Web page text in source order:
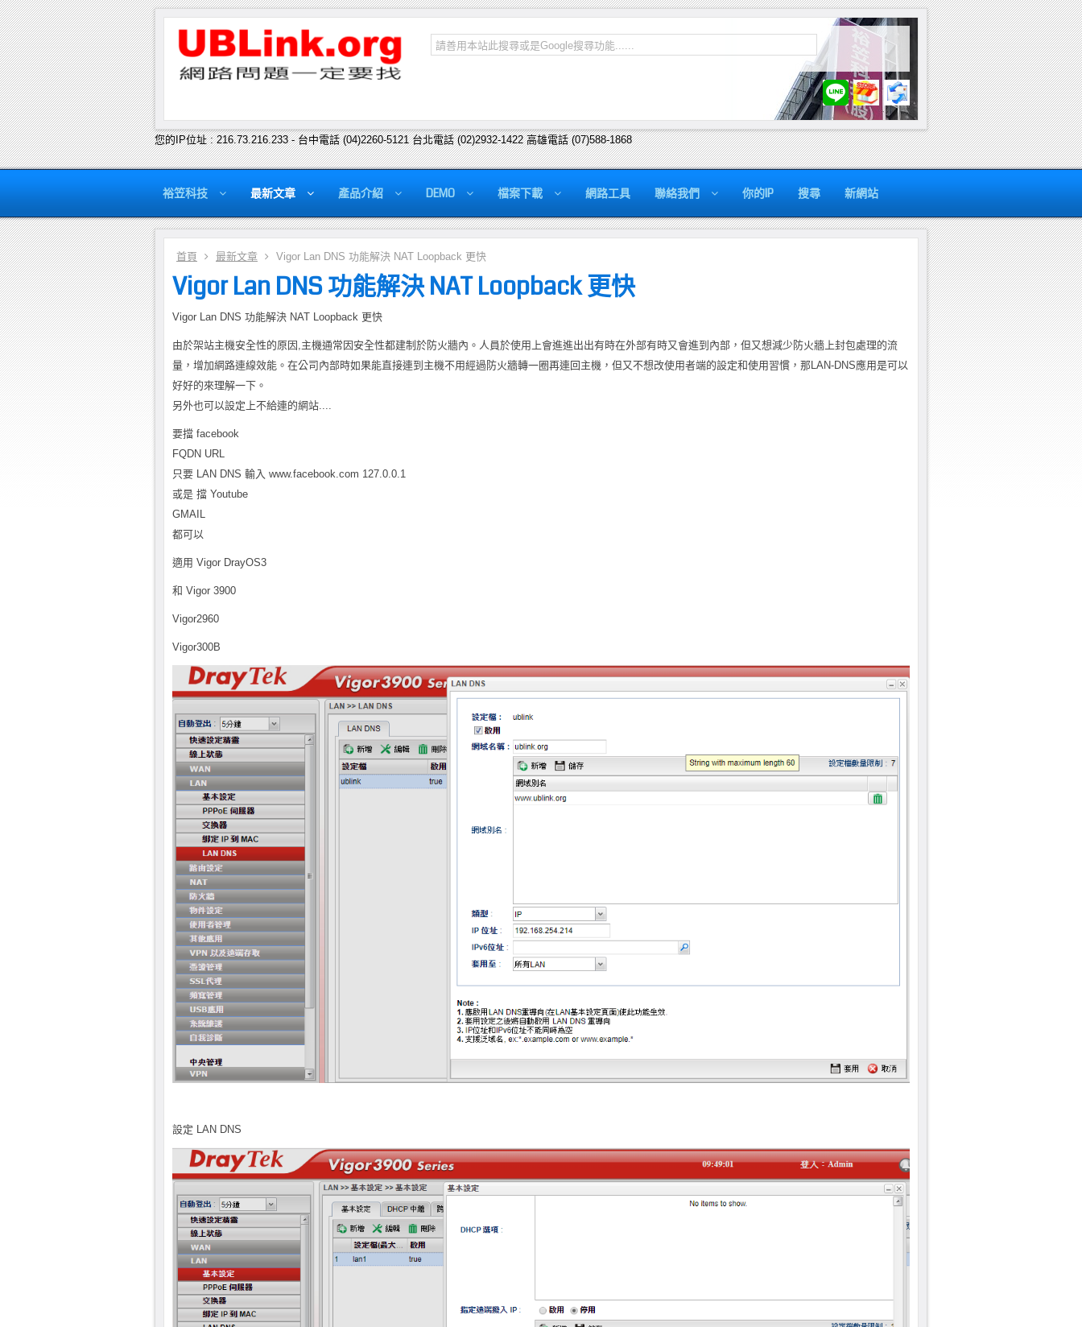
您的IP位址 : 216.73.216.233 - 台中電話 (04)2260-5121 台北電話 (02)2932-1422 高雄電話 (07)588-1868
裕笠科技 最新文章 產品介紹 DEMO 檔案下載 網路工具 聯絡我們 你的IP 搜尋 新網站
首頁 最新文章 Vigor Lan DNS 功能解決 NAT Loopback 更快
Vigor Lan DNS 功能解決 NAT Loopback 更快
Vigor Lan DNS 功能解決 NAT Loopback 更快
由於架站主機安全性的原因,主機通常因安全性都建制於防火牆內。人員於使用上會進進出出有時在外部有時又會進到內部，但又想減少防火牆上封包處理的流
量，增加網路連線效能。在公司內部時如果能直接連到主機不用經過防火牆轉一圈再連回主機，但又不想改使用者端的設定和使用習慣，那LAN-DNS應用是可以
好好的來理解一下。
另外也可以設定上不給連的網站....
要擋 facebook
FQDN URL
只要 LAN DNS 輸入 www.facebook.com 127.0.0.1
或是 擋 Youtube
GMAIL
都可以
適用 Vigor DrayOS3
和 Vigor 3900
Vigor2960
Vigor300B
設定 LAN DNS